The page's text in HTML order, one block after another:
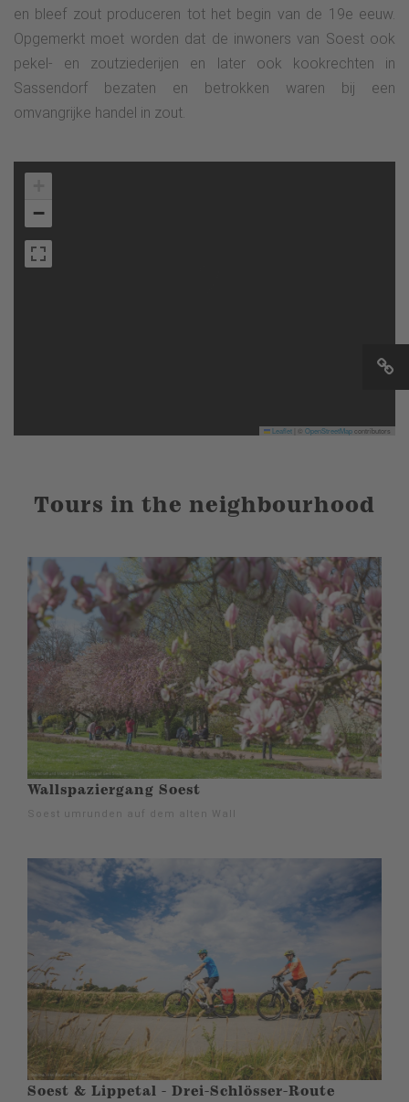
en bleef zout produceren tot het begin van de 19e eeuw.
Opgemerkt moet worden dat de inwoners van Soest ook
pekel- en zoutziederijen en later ook kookrechten in
Sassendorf bezaten en betrokken waren bij een
omvangrijke handel in zout.
−
Leaflet OpenStreetMapcontributors
Tours in the neighbourhood
Wallspaziergang Soest
Soest umrunden auf dem alten Wall
Soest & Lippetal - Drei-Schlösser-Route